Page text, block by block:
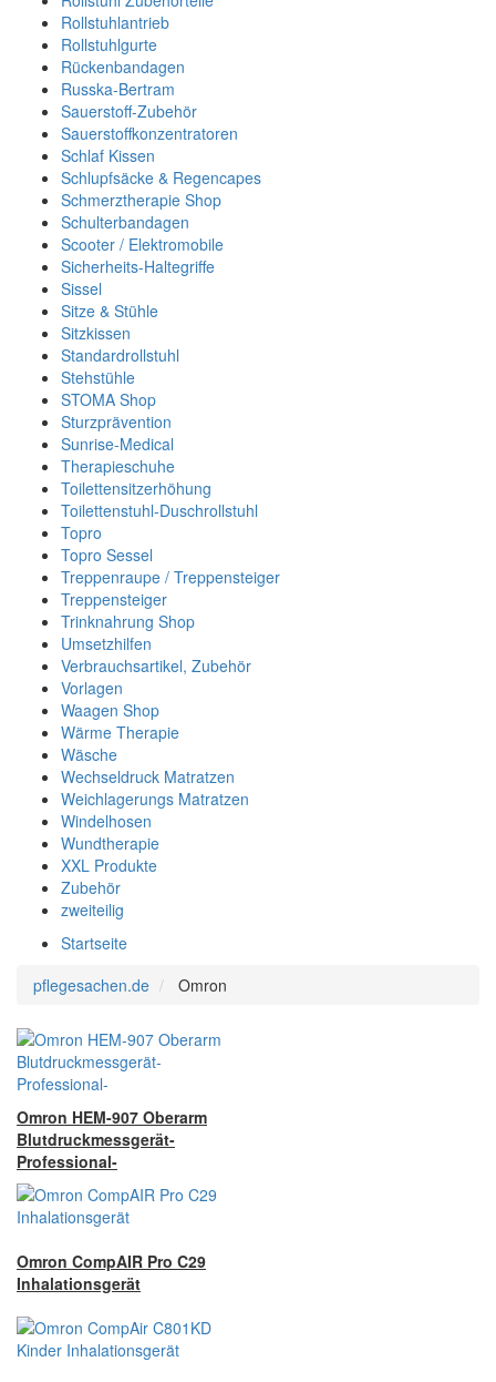
Rollstuhlantrieb
Rollstuhlgurte
Rückenbandagen
Russka-Bertram
Sauerstoff-Zubehör
Sauerstoffkonzentratoren
Schlaf Kissen
Schlupfsäcke & Regencapes
Schmerztherapie Shop
Schulterbandagen
Scooter / Elektromobile
Sicherheits-Haltegriffe
Sissel
Sitze & Stühle
Sitzkissen
Standardrollstuhl
Stehstühle
STOMA Shop
Sturzprävention
Sunrise-Medical
Therapieschuhe
Toilettensitzerhöhung
Toilettenstuhl-Duschrollstuhl
Topro
Topro Sessel
Treppenraupe / Treppensteiger
Treppensteiger
Trinknahrung Shop
Umsetzhilfen
Verbrauchsartikel, Zubehör
Vorlagen
Waagen Shop
Wärme Therapie
Wäsche
Wechseldruck Matratzen
Weichlagerungs Matratzen
Windelhosen
Wundtherapie
XXL Produkte
Zubehör
zweiteilig
Startseite
pflegesachen.de
Omron
Omron HEM-907 Oberarm
Blutdruckmessgerät-
Professional-
Omron CompAIR Pro C29
Inhalationsgerät